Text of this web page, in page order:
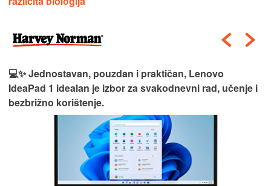
💻✨ Jednostavan, pouzdan i praktičan, Lenovo
IdeaPad 1 idealan je izbor za svakodnevni rad, učenje i
bezbrižno korištenje.